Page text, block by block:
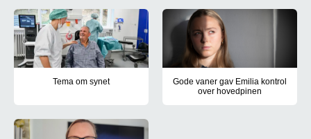
Er der tale om et lille barn, så kan det være
tegn på hovedpine, hvis barnet tager sig til
hovedet, bliver ked af det og siger ”av”.
Vidste du at ...
man har brug for 8-11 timers søvn helt op til
timers søvn. Mindre børn har langt større
Tema om synet
Tema om synet
I denne udgave af Sund i Syd stiller vi skarpt på synet og de
Gode vaner gav Emilia kontrol
over hovedpinen